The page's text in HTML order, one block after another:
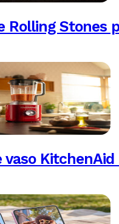
Rolling Stones